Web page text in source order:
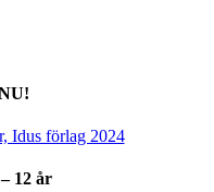
12 år